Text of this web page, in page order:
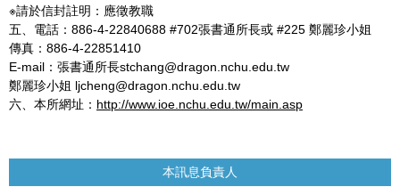
※請於信封註明：應徵教職
五、電話：886-4-22840688 #702張書通所長或 #225 鄭麗珍小姐
傳真：886-4-22851410
E-mail：張書通所長stchang@dragon.nchu.edu.tw
鄭麗珍小姐 ljcheng@dragon.nchu.edu.tw
六、本所網址： http://www.ioe.nchu.edu.tw/main.asp
本訊息負責人